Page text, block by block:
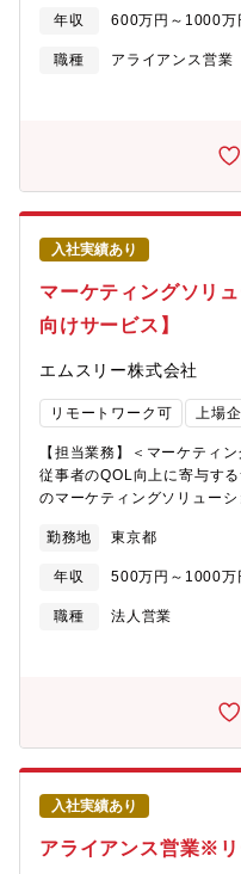
ライアンス契約の締結を主
ぎのルールを構築する■パー
販できるよう、製品勉強会
グ部門へプロダクト改善の
成長機会】■国策レベルで伸
造をつくる仕事”に携われる
略のコア領域をリードでき
ジメントスキルが身につく■
昇格機会が多い【キャリア
伴う部長ポジション■事業企
ビジネス全体の統括（複数
MEDIXSはクラウド薬歴シス
要な基幹システムから、既
し、現場～経営まで革新す
りつけ支援/レセコン/在庫管
ら https://www.epsilon.jp/
済プラットフォームです。
のエコシステムを拡大する
しており、今後も金融機関
ます。?リンクURL：
イアンス戦略の立案・実行■
中のSaaS企業等との業務提
候補企業の開拓および関係
セス含む）■新サービス・共
タリングおよびレポーティ
む）【募集背景】2022年の
調に成長を続けています。
発表し、法人向け決済の共
パートナーシップを拡大す
を担うアライアンス企画担
を創っていける仲間を募集
名、メンバー6名で運営し
決済プラットフォームを軸
業を推進できる環境■GMO
頼性とリソースを活かし、
ディに形にできる■金融×テ
について】・GMOイプシロ
近い距離で事業推進が可能
技術・AI領域の知見を吸収
ジメント力・決済領域にお
ーへのキャリアステップが可
年収 600万円～1000万
職種
アライアンス営業
入社実績あり
マーケティングソリ
向けサービス】
エムスリー株式会社
リモートワーク可 上場
【担当業務】＜マーケティ
従事者のQOL向上に寄与す
のマーケティングソリュー
析・検証、改善提案まで、
ョン提供＜アライアンス営
後、一定の営業経験を経た
企業とのアライアンスによ
担当事業の全体推進をリー
サイトで、医師（国内約9割
ど多くの医療従事者に日々
フィットグループでは、マ
医師のニーズに応えるサー
充実やカテゴリー拡大に向
アンス強化などを進めてい
てこれらを推進できる人材
師の生活に役立つサービス
勤務地 東京都
年収 500万円～1000万
職種
法人営業
入社実績あり
アライアンス営業※リ